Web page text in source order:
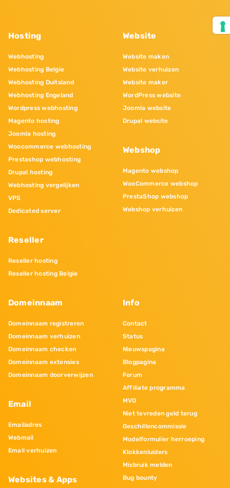
Hosting
Webhosting
Webhosting Belgie
Webhosting Duitsland
Webhosting Engeland
Wordpress webhosting
Magento hosting
Joomla hosting
Woocommerce webhosting
Prestashop webhosting
Drupal hosting
Webhosting vergelijken
VPS
Dedicated server
Reseller
Reseller hosting
Reseller hosting Belgie
Website
Website maken
Website verhuizen
Website maker
WordPress website
Joomla website
Drupal website
Webshop
Magento webshop
WooCommerce webshop
PrestaShop webshop
Webshop verhuizen
Domeinnaam
Domeinnaam registreren
Domeinnaam verhuizen
Domeinnaam checken
Domeinnaam extensies
Domeinnaam doorverwijzen
Email
Emailadres
Webmail
Email verhuizen
Websites & Apps
Info
Contact
Status
Nieuwspagina
Blogpagina
Forum
Affiliate programma
MVO
Niet tevreden geld terug
Geschillencommissie
Modelformulier herroeping
Klokkenluiders
Misbruik melden
Bug bounty